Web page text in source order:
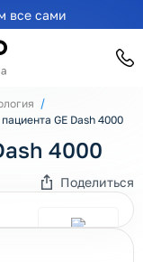
все сами
GE Dash 4000
4000
Поделиться